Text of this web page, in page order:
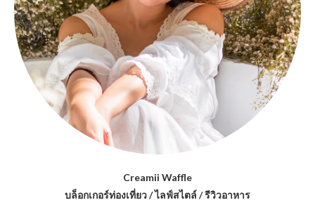
Creamii Waffle
บล็อกเกอร์ท่องเที่ยว / ไลฟ์สไตล์ / รีวิวอาหาร